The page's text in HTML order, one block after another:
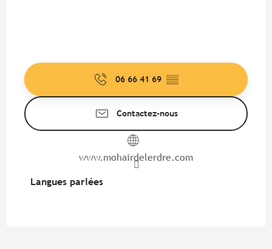
06 66 41 69 ▒▒
Contactez-nous
www.mohairdelerdre.com
Langues parlées
Langues parlées